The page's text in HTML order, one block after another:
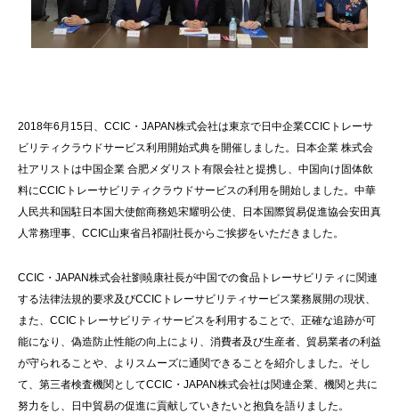
2018年6月15日、CCIC・JAPAN株式会社は東京で日中企業CCICトレーサ
ビリティクラウドサービス利用開始式典を開催しました。日本企業 株式会
社アリストは中国企業 合肥メダリスト有限会社と提携し、中国向け固体飲
料にCCICトレーサビリティクラウドサービスの利用を開始しました。中華
人民共和国駐日本国大使館商務処宋耀明公使、日本国際貿易促進協会安田真
人常務理事、CCIC山東省吕祁副社長からご挨拶をいただきました。
CCIC・JAPAN株式会社劉暁康社長が中国での食品トレーサビリティに関連
する法律法規的要求及びCCICトレーサビリティサービス業務展開の現状、
また、CCICトレーサビリティサービスを利用することで、正確な追跡が可
能になり、偽造防止性能の向上により、消費者及び生産者、貿易業者の利益
が守られることや、よりスムーズに通関できることを紹介しました。そし
て、第三者検査機関としてCCIC・JAPAN株式会社は関連企業、機関と共に
努力をし、日中貿易の促進に貢献していきたいと抱負を語りました。